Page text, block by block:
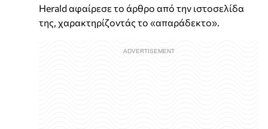
Herald αφαίρεσε το άρθρο από την ιστοσελίδα
της, χαρακτηρίζοντάς το «απαράδεκτο».